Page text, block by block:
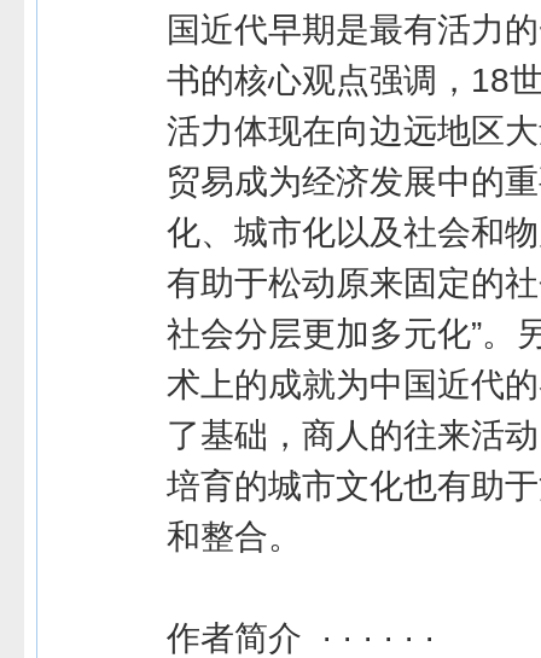
国近代早期是最有活力
书的核心观点强调，18
活力体现在向边远地区
贸易成为经济发展中的
化、城市化以及社会和
有助于松动原来固定的
社会分层更加多元化”。
术上的成就为中国近代
了基础，商人的往来活
培育的城市文化也有助
和整合。
作者简介 · · · · · ·